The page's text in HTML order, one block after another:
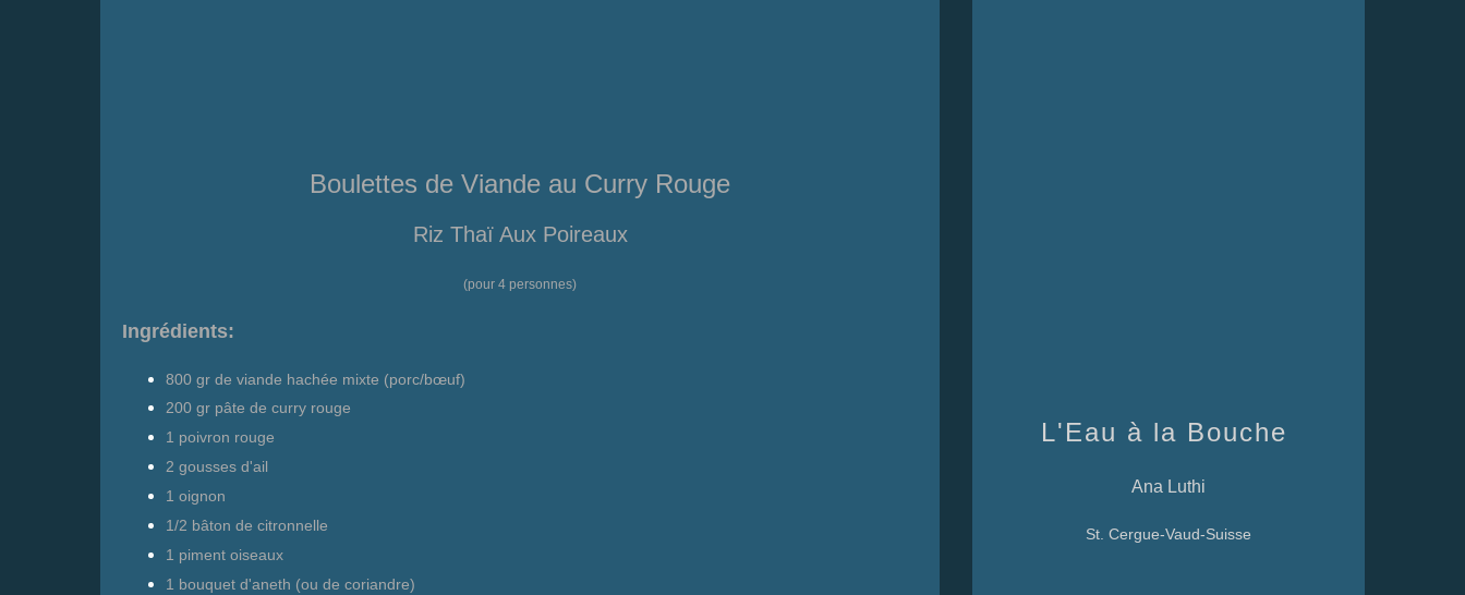
Boulettes de Viande au Curry Rouge
Riz Thaï Aux Poireaux
(pour 4 personnes)
Ingrédients:
800 gr de viande hachée mixte (porc/bœuf)
200 gr pâte de curry rouge
1 poivron rouge
2 gousses d'ail
1 oignon
1/2 bâton de citronnelle
1 piment oiseaux
1 bouquet d'aneth (ou de coriandre)
L'Eau à la Bouche
Ana Luthi
St. Cergue-Vaud-Suisse